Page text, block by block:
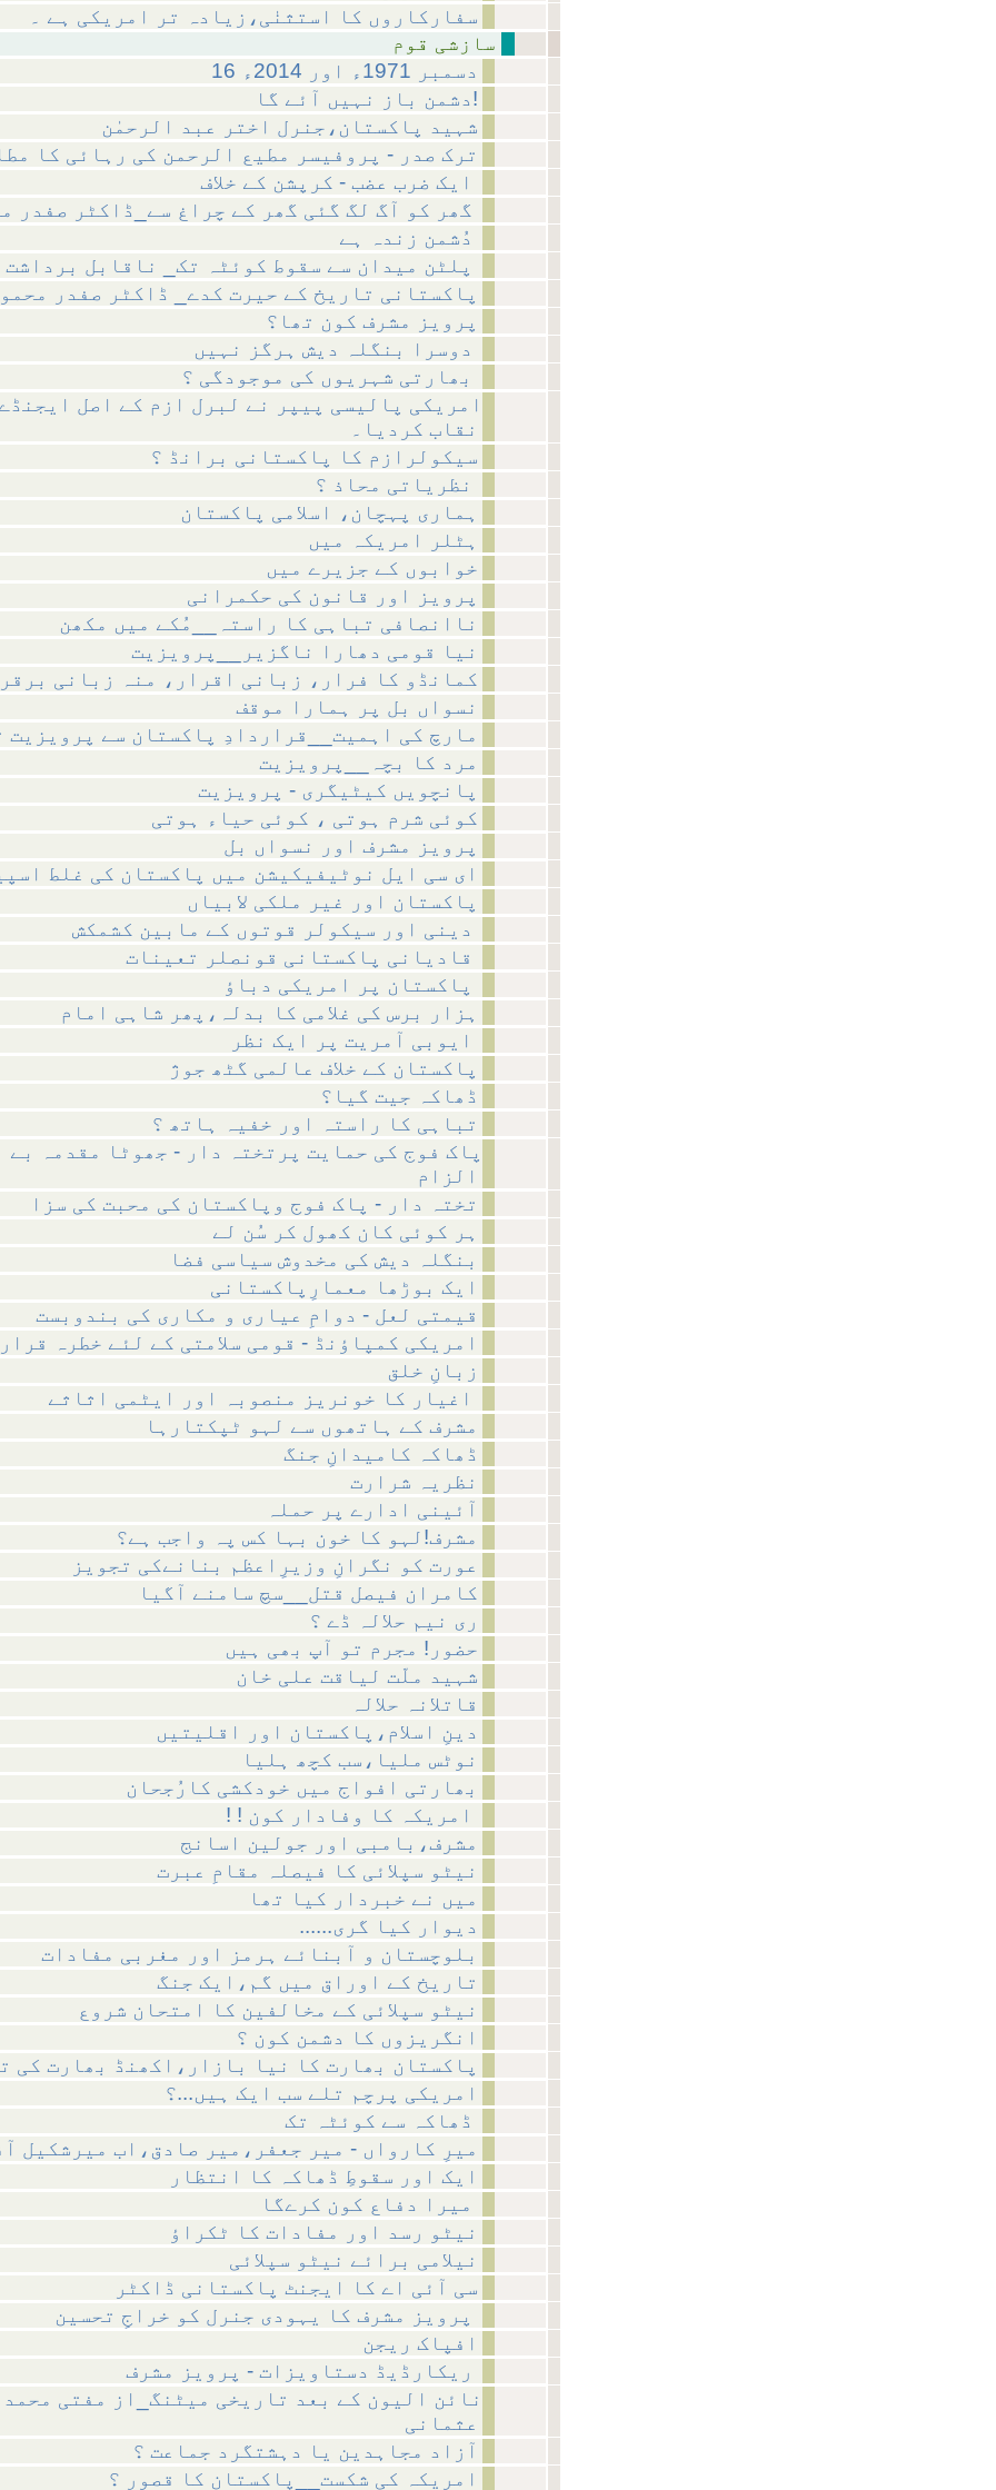
سفارکاروں کا استثنٰی،زیادہ تر امریکی ہے ۔
16 دسمبر 1971ء اور 2014ء
دشمن باز نہیں آئے گا!
شہید پاکستان،جنرل اختر عبد الرحمٰن
ترک صدر - پروفیسر مطیع الرحمن کی رہائی کا
پاکستانی تاریخ کے حیرت کدے_ ڈاکٹر صفدر
پرویز مشرف کون تھا؟
امریکی پالیسی پیپر نے لبرل ازم کے اصل
نقاب کردیا۔
سیکولرازم کا پاکستانی برانڈ ؟
ہماری پہچان، اسلامی پاکستان
ہٹلر امریکہ میں
خوابوں کے جزیرے میں
پرویز اور قانون کی حکمرانی
ناانصافی تباہی کا راستہ__مُکے میں مکھن
نیا قومی دھارا ناگزیر__پرویزیت
کمانڈو کا فرار، زبانی اقرار، منہ زبانی
نسواں بل پر ہمارا موقف
مارچ کی اہمیت__قراردادِ پاکستان سے پرویزیت
مرد کا بچہ__پرویزیت
پانچویں کیٹیگری - پرویزیت
کوئی شرم ہوتی ، کوئی حیاء ہوتی
پرویز مشرف اور نسواں بل
ای سی ایل نوٹیفیکیشن میں پاکستان کی غلط
پاکستان اور غیر ملکی لابیاں
ہزار برس کی غلامی کا بدلہ،پھر شاہی امام
پاکستان کے خلاف عالمی گٹھ جوژ
ڈھاکہ جیت گیا؟
تباہی کا راستہ اور خفیہ ہاتھ ؟
پاک فوج کی حمایت پرتختہ دار - جھوٹا مقدمہ بے
الزام
تختہ دار - پاک فوج وپاکستان کی محبت کی سزا
ہر کوئی کان کھول کر سُن لے
بنگلہ دیش کی مخدوش سیاسی فضا
ایک بوڑھا معمارِپاکستانی
قیمتی لعل - دوامِ عیاری و مکاری کی بندوبست
امریکی کمپاؤنڈ - قومی سلامتی کے لئے خطرہ قرار
زبانِ خلق
مشرف کے ہاتھوں سے لہو ٹپکتارہا
ڈھاکہ کامیدانِ جنگ
نظریہ شرارت
آئینی ادارے پر حملہ
مشرف!لہو کا خون بہا کس پہ واجب ہے؟
عورت کو نگرانِ وزیرِاعظم بنانےکی تجویز
کامران فیصل قتل__سچ سامنے آگیا
ری نیم حلالہ ڈے ؟
حضور! مجرم تو آپ بھی ہیں
شہید ملّت لیاقت علی خان
قاتلانہ حلالہ
دینِ اسلام،پاکستان اور اقلیتیں
نوٹس ملیا،سب کچھ ہلیا
بھارتی افواج میں خودکشی کارُجحان
مشرف،بامبی اور جولین اسانج
نیٹو سپلائی کا فیصلہ مقامِ عبرت
میں نے خبردار کیا تھا
......دیوار کیا گری
بلوچستان و آبنائے ہرمز اور مغربی مفادات
تاریخ کے اوراق میں گم،ایک جنگ
نیٹو سپلائی کے مخالفین کا امتحان شروع
انگریزوں کا دشمن کون ؟
پاکستان بھارت کا نیا بازار،اکھنڈ بھارت کی
امریکی پرچم تلے سب ایک ہیں...؟
میرِ کارواں - میر جعفر،میر صادق،اب میرشکیل
ایک اور سقوطِ ڈھاکہ کا انتظار
نیٹو رسد اور مفادات کا ٹکراؤ
نیلامی برائے نیٹو سپلائی
سی آئی اے کا ایجنٹ پاکستانی ڈاکٹر
افپاک ریجن
نائن الیون کے بعد تاریخی میٹنگ_از مفتی محمد
عثمانی
آزاد مجاہدین یا دہشتگرد جماعت ؟
امریکہ کی شکست__پاکستان کا قصور ؟